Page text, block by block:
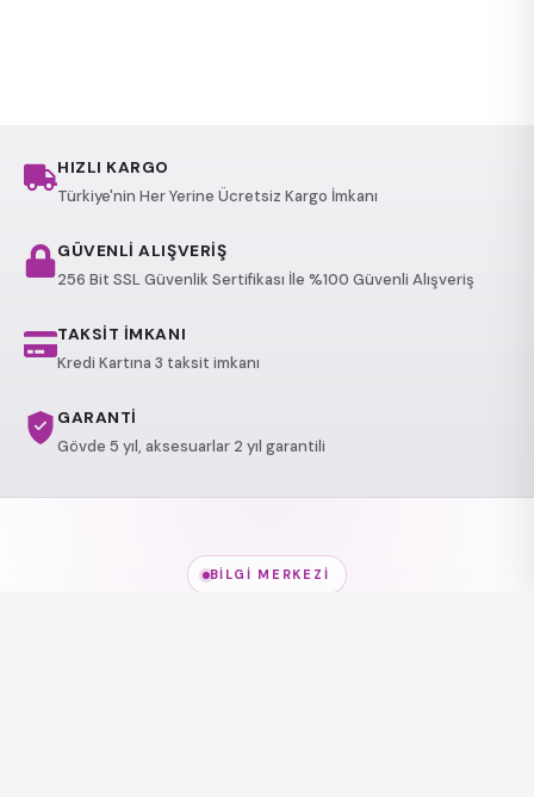
HIZLI KARGO
Türkiye'nin Her Yerine Ücretsiz Kargo İmkanı
GÜVENLİ ALIŞVERİŞ
256 Bit SSL Güvenlik Sertifikası İle %100 Güvenli Alışveriş
TAKSİT İMKANI
Kredi Kartına 3 taksit imkanı
GARANTİ
Gövde 5 yıl, aksesuarlar 2 yıl garantili
BILGI MERKEZI